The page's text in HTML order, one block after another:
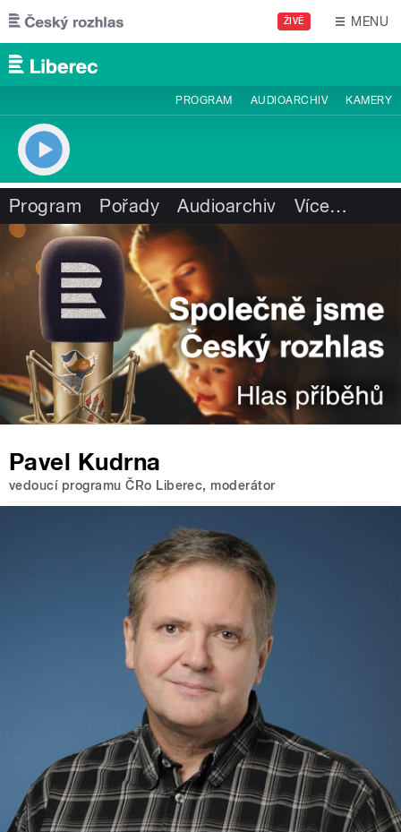
Přejít k hlavnímu obsahu
ŽIVĚ MENU
PROGRAM AUDIOARCHIV KAMERY
Program Pořady Audioarchiv Více…
Pavel Kudrna
vedoucí programu ČRo Liberec, moderátor